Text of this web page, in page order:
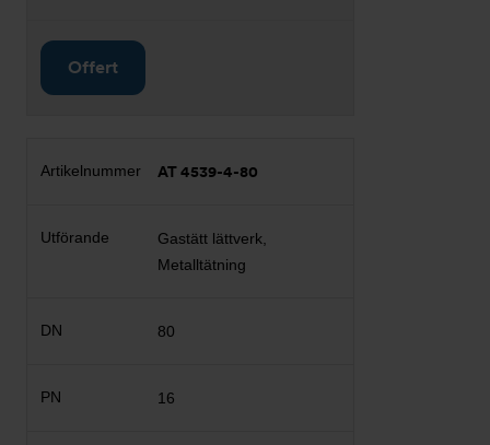
Offert
AT 4539-4-80
Gastätt lättverk,
Metalltätning
80
16